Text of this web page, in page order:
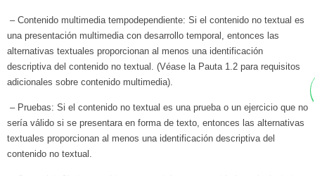
– Contenido multimedia tempodependiente: Si el contenido no textual es
una presentación multimedia con desarrollo temporal, entonces las
alternativas textuales proporcionan al menos una identificación
descriptiva del contenido no textual. (Véase la Pauta 1.2 para requisitos
adicionales sobre contenido multimedia).
– Pruebas: Si el contenido no textual es una prueba o un ejercicio que no
sería válido si se presentara en forma de texto, entonces las alternativas
textuales proporcionan al menos una identificación descriptiva del
contenido no textual.